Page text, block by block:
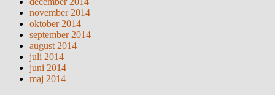
november 2014
oktober 2014
september 2014
august 2014
juli 2014
juni 2014
maj 2014